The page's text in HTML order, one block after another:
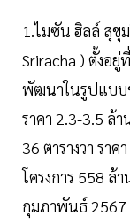
1.ไมซัน ฮิลล์ สุขุ
Sriracha ) ตั้งอ
พัฒนาในรูปแบบ
ราคา 2.3-3.5 ล้
36 ตารางวา รา
โครงการ 558 ล้
กุมภาพันธ์